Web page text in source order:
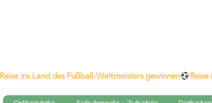
Reise ins Land des Fußball-Weltmeisters gewinnen